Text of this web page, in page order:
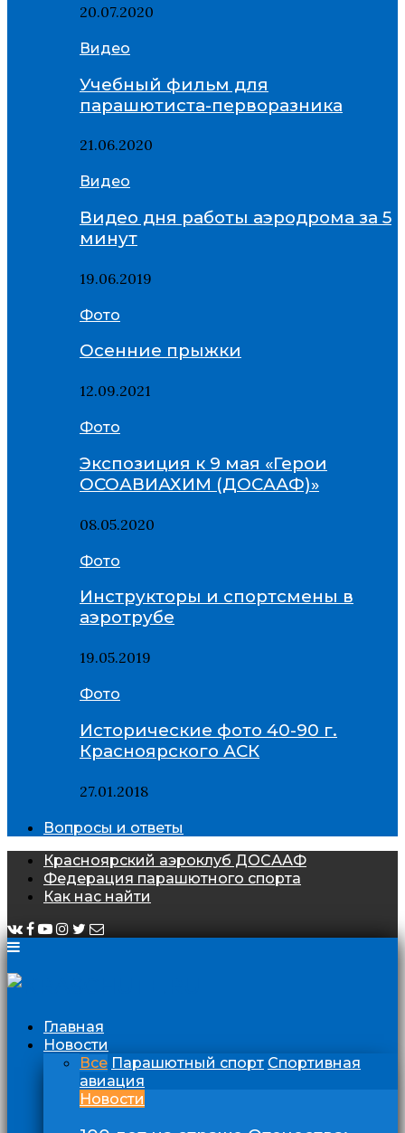
20.07.2020
Видео
Учебный фильм для
парашютиста-перворазника
21.06.2020
Видео
Видео дня работы аэродрома за 5
минут
19.06.2019
Фото
Осенние прыжки
12.09.2021
Фото
Экспозиция к 9 мая «Герои
ОСОАВИАХИМ (ДОСААФ)»
08.05.2020
Фото
Инструкторы и спортсмены в
аэротрубе
19.05.2019
Фото
Исторические фото 40-90 г.
Красноярского АСК
27.01.2018
Вопросы и ответы
Красноярский аэроклуб ДОСААФ
Федерация парашютного спорта
Как нас найти
Главная
Новости
Все Парашютный спорт Спортивная
авиация
Новости